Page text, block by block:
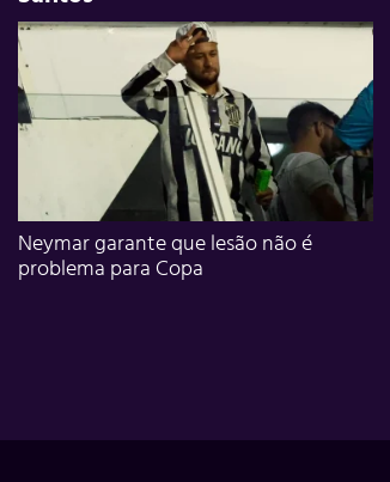
Neymar garante que lesão não é
problema para Copa